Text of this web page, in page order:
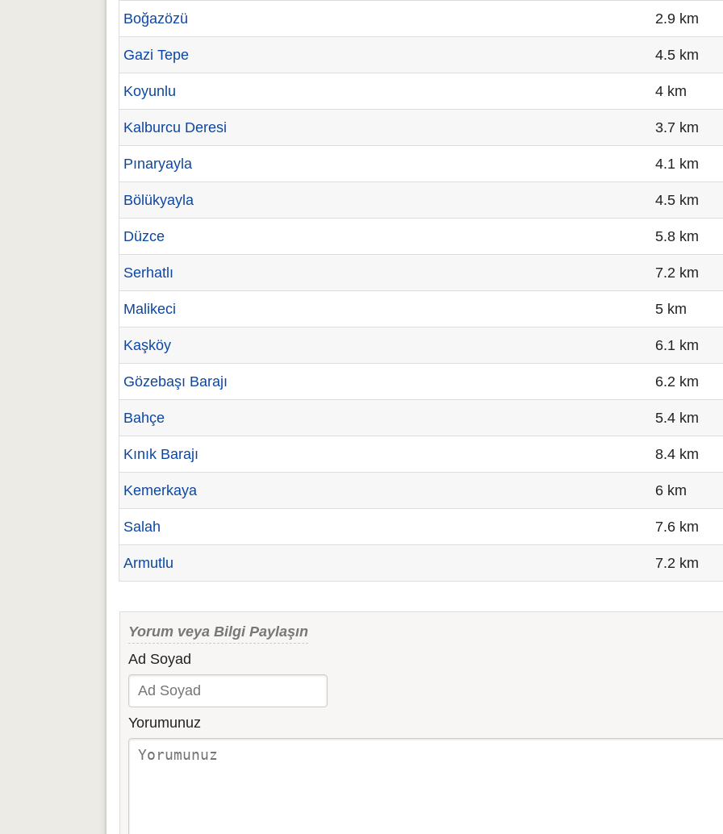
Boğazözü 2.9 km
Gazi Tepe 4.5 km
Koyunlu 4 km
Kalburcu Deresi 3.7 km
Pınaryayla 4.1 km
Bölükyayla 4.5 km
Düzce 5.8 km
Serhatlı 7.2 km
Malikeci 5 km
Kaşköy 6.1 km
Gözebaşı Barajı 6.2 km
Bahçe 5.4 km
Kınık Barajı 8.4 km
Kemerkaya 6 km
Salah 7.6 km
Armutlu 7.2 km
Yorum veya Bilgi Paylaşın
Ad Soyad
Yorumunuz